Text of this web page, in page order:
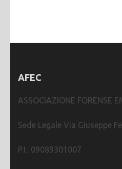
AFEC
ASSOCIAZIONE FORENSE
Sede Legale Via Giuseppe
P.I.: 09089301007